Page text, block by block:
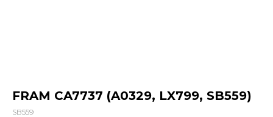
FRAM CA7737 (A0329, LX799, SB559)
SB559